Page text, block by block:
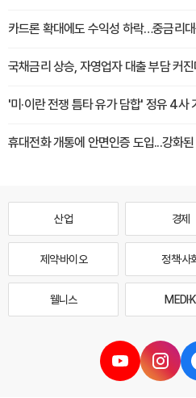
카드론 확대에도 수익성 하락…중금리
국채금리 상승, 자영업자 대출 부담 커
'미·이란 전쟁 틈타 유가 담합' 정유 4
휴대전화 개통에 안면인증 도입...강화
산업 경제
제약·바이오 정책·사
웰니스 MEDI·K